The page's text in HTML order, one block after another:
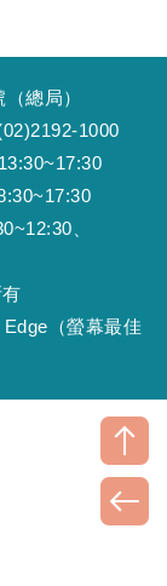
總局）
1000
、
（螢幕最佳